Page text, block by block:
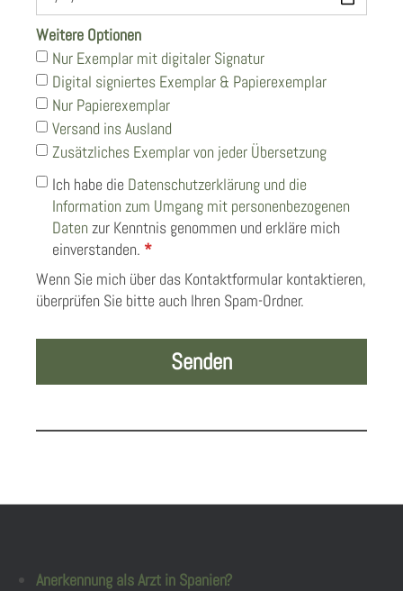
Weitere Optionen
Nur Exemplar mit digitaler Signatur
Digital signiertes Exemplar & Papierexemplar
Nur Papierexemplar
Versand ins Ausland
Zusätzliches Exemplar von jeder Übersetzung
Ich habe die Datenschutzerklärung und die
Information zum Umgang mit personenbezogenen
Daten zur Kenntnis genommen und erkläre mich
einverstanden. *
Wenn Sie mich über das Kontaktformular kontaktieren,
überprüfen Sie bitte auch Ihren Spam-Ordner.
Anerkennung als Arzt in Spanien?